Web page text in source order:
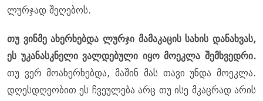
ლურჯად შეღებოს.
თუ ვინმე ახერხებდა ლურჯი მამაკაცის სახის დანახვას,
ეს უკანასკნელი ვალდებული იყო მოეკლა შემხვედრი.
თუ ვერ მოახერხებდა, მაშინ მას თავი უნდა მოეკლა.
დღესდღეობით ეს ჩვეულება არც თუ ისე მკაცრად არის